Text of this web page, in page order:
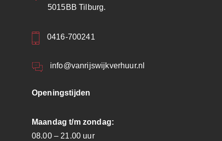
5015BB Tilburg.
0416-700241
info@vanrijswijkverhuur.nl
Openingstijden
Maandag t/m zondag:
08.00 – 21.00 uur